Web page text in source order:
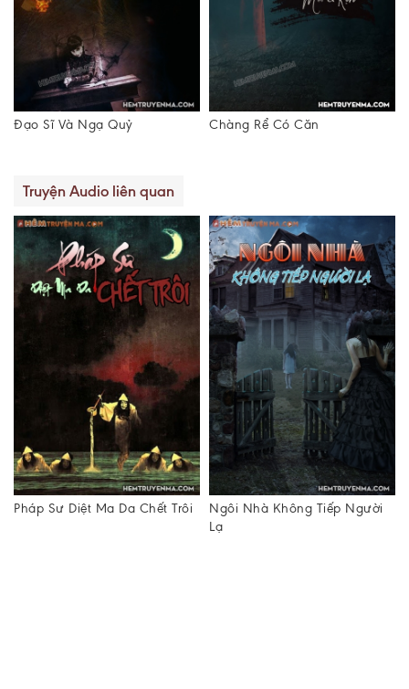
Đạo Sĩ Và Ngạ Quỷ Chàng Rể Có Căn
Truyện Audio liên quan
Pháp Sư Diệt Ma Da Chết Trôi
Ngôi Nhà Không Tiếp Người
Lạ